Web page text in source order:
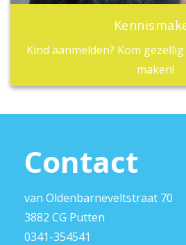
Kind aanmelden? Kom
maken!
Contact
van Oldenbarneveltstraat 70
3882 CG Putten
0341-354541